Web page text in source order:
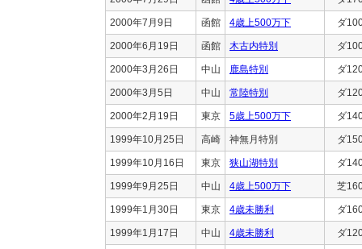
2000年7月9日 函館 4歳上500万下 ダ
2000年6月19日 函館 木古内特別 ダ
2000年3月26日 中山 鹿島特別 ダ
2000年3月5日 中山 常陸特別 ダ
2000年2月19日 東京 5歳上500万下 ダ
1999年10月25日 高崎 神無月特別 ダ
1999年10月16日 東京 狭山湖特別 ダ
1999年9月25日 中山 4歳上500万下 芝
1999年1月30日 東京 4歳未勝利 ダ
1999年1月17日 中山 4歳未勝利 ダ